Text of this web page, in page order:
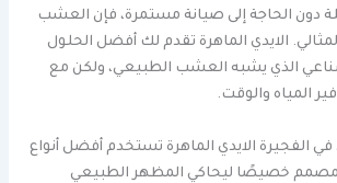
دون الحاجة إلى صيانة مستمرة، فإن العشب
الايدي الماهرة تقدم لك أفضل الحلول
الذي يشبه العشب الطبيعي، ولكن مع
المياه والوقت.
الفجيرة الايدي الماهرة تستخدم أفضل أنواع
خصيصًا ليحاكي المظهر الطبيعي